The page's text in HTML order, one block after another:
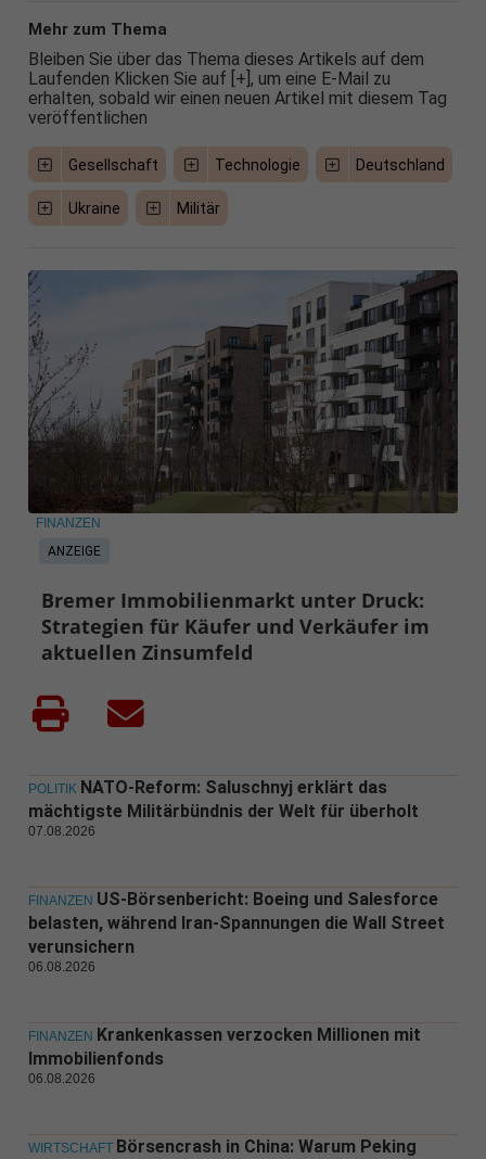
Mehr zum Thema
Bleiben Sie über das Thema dieses Artikels auf dem
Laufenden Klicken Sie auf [+], um eine E-Mail zu
erhalten, sobald wir einen neuen Artikel mit diesem Tag
veröffentlichen
Gesellschaft Technologie Deutschland
Ukraine Militär
ANZEIGE
FINANZEN
Bremer Immobilienmarkt unter Druck:
Strategien für Käufer und Verkäufer im
aktuellen Zinsumfeld
POLITIK NATO-Reform: Saluschnyj erklärt das
mächtigste Militärbündnis der Welt für überholt
07.08.2026
FINANZEN US-Börsenbericht: Boeing und Salesforce
belasten, während Iran-Spannungen die Wall Street
verunsichern
06.08.2026
FINANZEN Krankenkassen verzocken Millionen mit
Immobilienfonds
06.08.2026
WIRTSCHAFT Börsencrash in China: Warum Peking